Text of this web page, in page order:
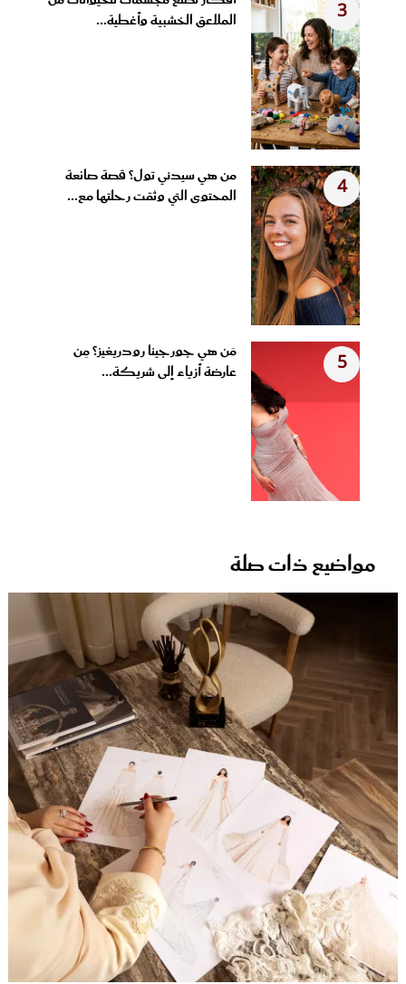
3
الملاعق الخشبية وأغطية...
4
من هي سيدني تول؟ قصة صانعة
المحتوى التي وثقت رحلتها مع...
5
مَن هي جورجينا رودريغيز؟ مِن
عارضة أزياء إلى شريكة...
مواضيع ذات صلة